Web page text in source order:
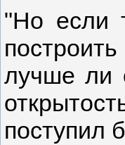
"Но если
лучше ли
поступил